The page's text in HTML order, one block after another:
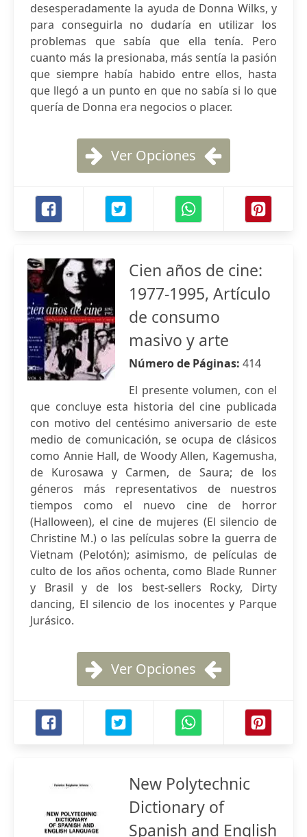
desesperadamente la ayuda de Donna Wilks, y
para conseguirla no dudaría en utilizar los
problemas que sabía que ella tenía. Pero
cuanto más la presionaba, más sentía la pasión
que siempre había habido entre ellos, hasta
que llegó a un punto en que no sabía si lo que
quería de Donna era negocios o placer.
Ver Opciones
Cien años de cine:
1977-1995, Artículo
de consumo
masivo y arte
Número de Páginas: 414
El presente volumen, con el
que concluye esta historia del cine publicada
con motivo del centésimo aniversario de este
medio de comunicación, se ocupa de clásicos
como Annie Hall, de Woody Allen, Kagemusha,
de Kurosawa y Carmen, de Saura; de los
géneros más representativos de nuestros
tiempos como el nuevo cine de horror
(Halloween), el cine de mujeres (El silencio de
Christine M.) o las películas sobre la guerra de
Vietnam (Pelotón); asimismo, de películas de
culto de los años ochenta, como Blade Runner
y Brasil y de los best-sellers Rocky, Dirty
dancing, El silencio de los inocentes y Parque
Jurásico.
Ver Opciones
New Polytechnic
Dictionary of
Spanish and English